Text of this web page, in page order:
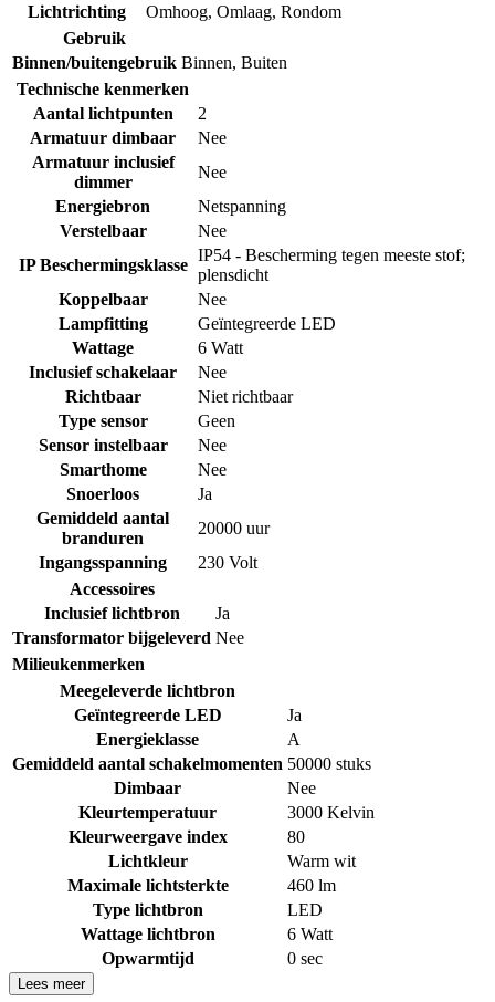
Lichtrichting
Omhoog, Omlaag, Rondom
Gebruik
Binnen/buitengebruik Binnen, Buiten
Technische kenmerken
Aantal lichtpunten
2
Armatuur dimbaar
Nee
Armatuur inclusief
dimmer
Nee
Energiebron
Netspanning
Verstelbaar
Nee
IP Beschermingsklasse
IP54 - Bescherming tegen meeste stof;
plensdicht
Koppelbaar
Nee
Lampfitting
Geïntegreerde LED
Wattage
6 Watt
Inclusief schakelaar
Nee
Richtbaar
Niet richtbaar
Type sensor
Geen
Sensor instelbaar
Nee
Smarthome
Nee
Snoerloos
Ja
Gemiddeld aantal
branduren
20000 uur
Ingangsspanning
230 Volt
Accessoires
Inclusief lichtbron
Ja
Transformator bijgeleverd Nee
Milieukenmerken
Meegeleverde lichtbron
Geïntegreerde LED
Ja
Energieklasse
A
Gemiddeld aantal schakelmomenten 50000 stuks
Dimbaar
Nee
Kleurtemperatuur
3000 Kelvin
Kleurweergave index
80
Lichtkleur
Warm wit
Maximale lichtsterkte
460 lm
Type lichtbron
LED
Wattage lichtbron
6 Watt
Opwarmtijd
0 sec
Lees meer